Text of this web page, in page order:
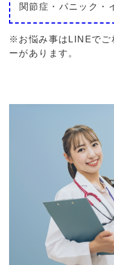
関節症・パニック
※お悩み事はLINEでご
ーがあります。